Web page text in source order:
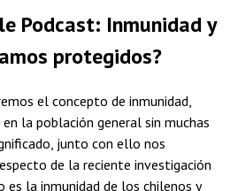
Podcast: Inmunidad y
protegidos?
el concepto de inmunidad,
la población general sin muchas
junto con ello nos
de la reciente investigación
es la inmunidad de los chilenos y